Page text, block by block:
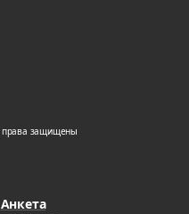
права защищены
Анкета